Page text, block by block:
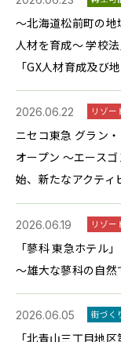
〜北海道松前町の
人材を育成〜 学校
「GX人材育成及び
2026.06.22 リゾー
ニセコ東急 グラン
オープン ～エース
始、新たなアクティ
2026.06.19 リゾー
「蓼科 東急ホテル
～雄大な蓼科の自
2026.06.05 街づく
「北青山三丁目地